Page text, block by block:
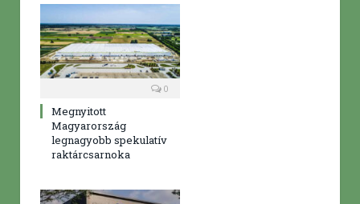
0
Megnyitott
Magyarország
legnagyobb spekulatív
raktárcsarnoka